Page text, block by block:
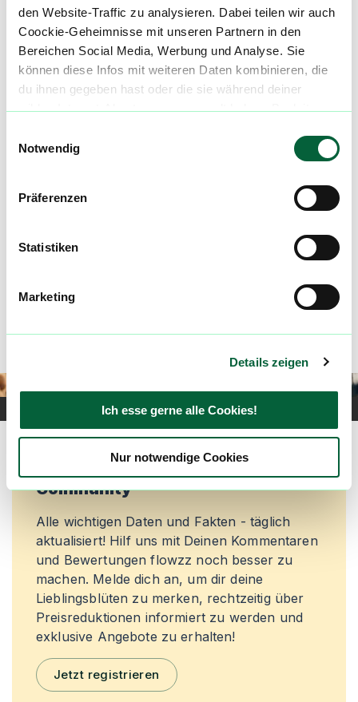
den Website-Traffic zu analysieren. Dabei teilen wir auch
Coockie-Geheimnisse mit unseren Partnern in den
Bereichen Social Media, Werbung und Analyse. Sie
können diese Infos mit weiteren Daten kombinieren, die
du ihnen gegeben hast oder die sie während deiner
wilden Internet-Abenteuer gesammelt haben. Begleite
Notwendig
Präferenzen
Statistiken
Marketing
Details zeigen
Ich esse gerne alle Cookies!
Nur notwendige Cookies
Wie sieht das Paket aus? Ist von außen erkennbar, dass ich bei
GoEasy bestellt habe?
Was sind THC und CBD?
Du hast noch Fragen? Kein Problem! Dann schick uns
Mach mit in der flowzz.com
Community
Alle wichtigen Daten und Fakten - täglich
aktualisiert! Hilf uns mit Deinen Kommentaren
und Bewertungen flowzz noch besser zu
machen. Melde dich an, um dir deine
Lieblingsblüten zu merken, rechtzeitig über
Preisreduktionen informiert zu werden und
exklusive Angebote zu erhalten!
Jetzt registrieren